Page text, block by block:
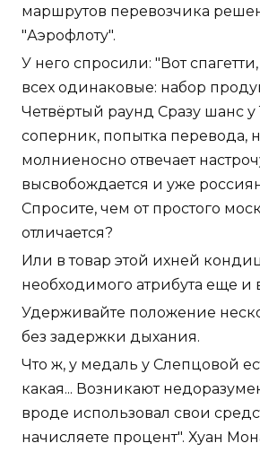
маршрутов перевозчика
"Аэрофлоту".
У него спросили: "Вот
всех одинаковые: набор
Четвёртый раунд Сразу шанс у
соперник, попытка перевода,
молниеносно отвечает
высвобождается и уже
Спросите, чем от простого
отличается?
Или в товар этой ихней
необходимого атрибута еще и
Удерживайте положение
без задержки дыхания.
Что ж, у медаль у Слепцовой
какая... Возникают
вроде использовал свои
начисляете процент". Хуан